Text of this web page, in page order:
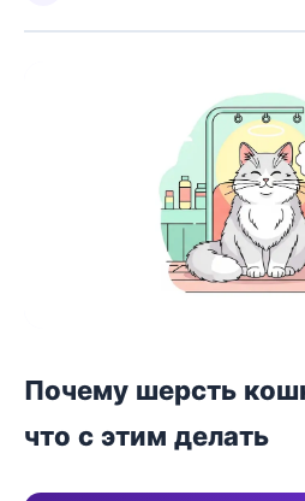
Почему шерсть
что с этим делать